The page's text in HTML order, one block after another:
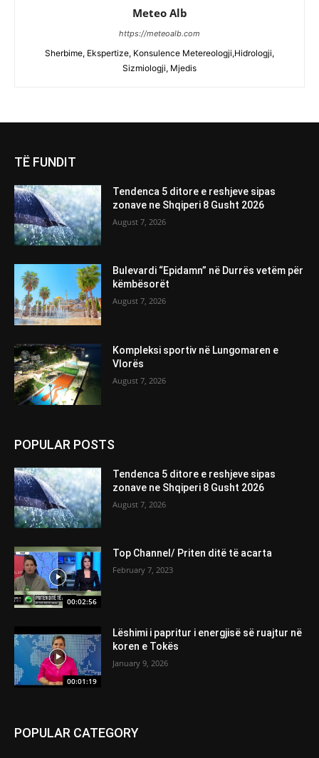
Meteo Alb
https://meteoalb.com
Sherbime, Ekspertize, Konsulence Metereologji,Hidrologji,
Sizmiologji, Mjedis
TË FUNDIT
Tendenca 5 ditore e reshjeve sipas
zonave ne Shqiperi 8 Gusht 2026
August 7, 2026
Bulevardi “Epidamn” në Durrës vetëm për
këmbësorët
August 7, 2026
Kompleksi sportiv në Lungomaren e
Vlorës
August 7, 2026
POPULAR POSTS
Tendenca 5 ditore e reshjeve sipas
zonave ne Shqiperi 8 Gusht 2026
August 7, 2026
00:02:56
Top Channel/ Priten ditë të acarta
February 7, 2023
00:01:19
Lëshimi i papritur i energjisë së ruajtur në
koren e Tokës
January 9, 2026
POPULAR CATEGORY